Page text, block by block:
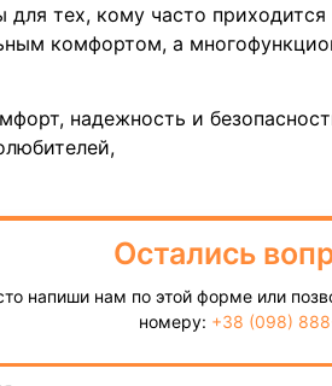
тех, кому часто приходится
комфортом, а
надежность и
Остались
напиши нам по этой форме или
номеру: +38 (098)